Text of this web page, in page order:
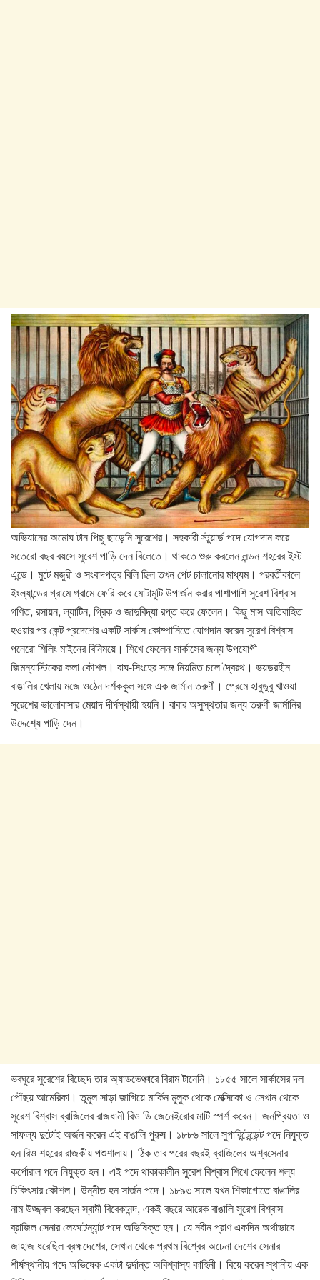
অভিযানের অমোঘ টান পিছু ছাড়েনি সুরেশের। সহকারী স্টুয়ার্ড পদে যোগদান করে
সতেরো বছর বয়সে সুরেশ পাড়ি দেন বিলেতে। থাকতে শুরু করলেন লন্ডন শহরের ইস্ট
এন্ডে। মুটে মজুরী ও সংবাদপত্র বিলি ছিল তখন পেট চালানোর মাধ্যম। পরবর্তীকালে
ইংল্যান্ডের গ্রামে গ্রামে ফেরি করে মোটামুটি উপার্জন করার পাশাপাশি সুরেশ বিশ্বাস
গণিত, রসায়ন, ল্যাটিন, গ্রিক ও জাদুবিদ্যা রপ্ত করে ফেলেন। কিছু মাস অতিবাহিত
হওয়ার পর কেন্ট প্রদেশের একটি সার্কাস কোম্পানিতে যোগদান করেন সুরেশ বিশ্বাস
পনেরো শিলিং মাইনের বিনিময়ে। শিখে ফেলেন সার্কাসের জন্য উপযোগী
জিমন্যাস্টিকের কলা কৌশল। বাঘ-সিংহের সঙ্গে নিয়মিত চলে দ্বৈরথ। ভয়ডরহীন
বাঙালির খেলায় মজে ওঠেন দর্শককূল সঙ্গে এক জার্মান তরুণী। প্রেমে হাবুডুবু খাওয়া
সুরেশের ভালোবাসার মেয়াদ দীর্ঘস্থায়ী হয়নি। বাবার অসুস্থতার জন্য তরুণী জার্মানির
উদ্দেশ্যে পাড়ি দেন।
ভবঘুরে সুরেশের বিচ্ছেদ তার অ্যাডভেঞ্চারে বিরাম টানেনি। ১৮৫৫ সালে সার্কাসের দল
পৌঁছয় আমেরিকা। তুমুল সাড়া জাগিয়ে মার্কিন মুলুক থেকে মেক্সিকো ও সেখান থেকে
সুরেশ বিশ্বাস ব্রাজিলের রাজধানী রিও ডি জেনেইরোর মাটি স্পর্শ করেন। জনপ্রিয়তা ও
সাফল্য দুটোই অর্জন করেন এই বাঙালি পুরুষ। ১৮৮৬ সালে সুপারিন্টেন্ডেন্ট পদে নিযুক্ত
হন রিও শহরের রাজকীয় পশুশালায়। ঠিক তার পরের বছরই ব্রাজিলের অশ্বসেনার
কর্পোরাল পদে নিযুক্ত হন। এই পদে থাকাকালীন সুরেশ বিশ্বাস শিখে ফেলেন শল্য
চিকিৎসার কৌশল। উন্নীত হন সার্জন পদে। ১৮৯৩ সালে যখন শিকাগোতে বাঙালির
নাম উজ্জ্বল করছেন স্বামী বিবেকানন্দ, একই বছরে আরেক বাঙালি সুরেশ বিশ্বাস
ব্রাজিল সেনার লেফটেন্যান্ট পদে অভিষিক্ত হন। যে নবীন প্রাণ একদিন অর্থাভাবে
জাহাজ ধরেছিল ব্রহ্মদেশের, সেখান থেকে প্রথম বিশ্বের অচেনা দেশের সেনার
শীর্ষস্থানীয় পদে অভিষেক একটা দুর্দান্ত অবিশ্বাস্য কাহিনী। বিয়ে করেন স্থানীয় এক